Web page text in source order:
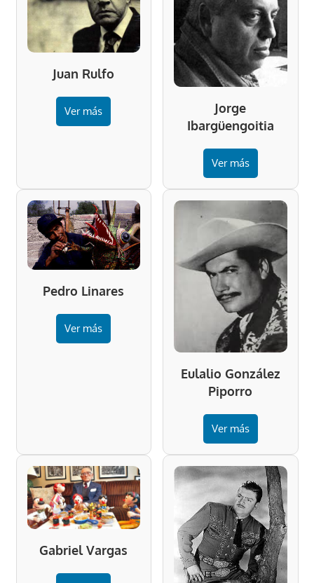
Juan Rulfo
Ver más
Jorge
Ibargüengoitia
Ver más
Pedro Linares
Ver más
Eulalio González
Piporro
Ver más
Gabriel Vargas